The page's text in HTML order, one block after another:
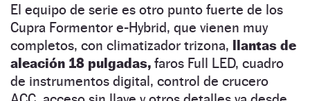
El equipo de serie es otro punto fuerte de los
Cupra Formentor e-Hybrid, que vienen muy
completos, con climatizador trizona, llantas de
aleación 18 pulgadas, faros Full LED, cuadro
de instrumentos digital, control de crucero